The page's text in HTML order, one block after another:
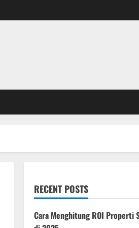
RECENT POSTS
Cara Menghitung ROI Properti